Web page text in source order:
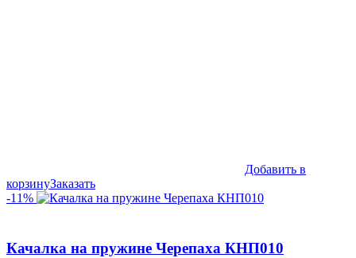
Добавить в
корзинуЗаказать
-11%
Качалка на пружине Черепаха КНП010